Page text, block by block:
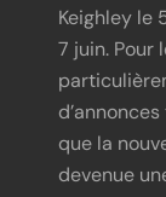
Keighley le
7 juin. Pour
que la
devenue